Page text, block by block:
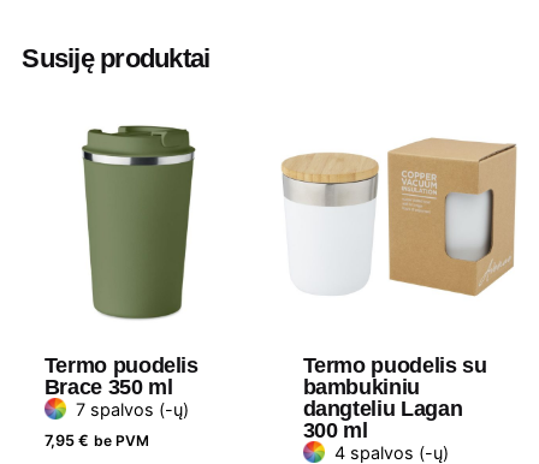
Medžiaga Nerūdijantis plienas
Gramatūra / Talpa
Susiję produktai
Termo puodelis
Brace 350 ml
7 spalvos (-ų)
7,95 € be PVM
Termo puodelis su
bambukiniu
dangteliu Lagan
300 ml
4 spalvos (-ų)